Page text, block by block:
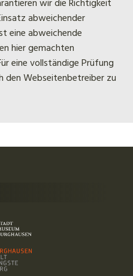
wir die Richtigkeit
abweichender
eine abweichende
hier gemachten
eine vollständige Prüfung
den Webseitenbetreiber zu